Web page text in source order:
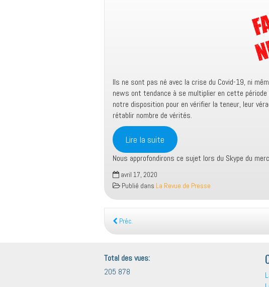
Ils ne sont pas né avec la crise du Covid-19, ni
news ont tendance à se multiplier en cette
notre disposition pour en vérifier la teneur, leur
rétablir nombre de vérités.
Lire la suite
Nous approfondirons ce sujet lors du Skype du
avril 17, 2020
Publié dans La Revue de Presse
Préc.
Total des vues:
205 878